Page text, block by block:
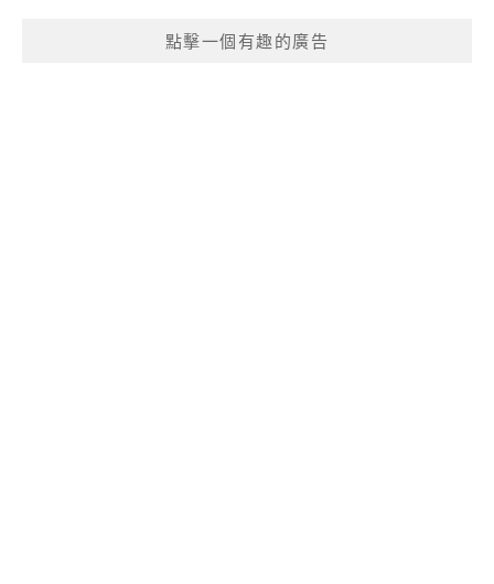
點擊一個有趣的廣告